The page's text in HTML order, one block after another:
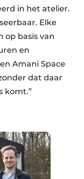
in het atelier.
Elke
op basis van
en
Amani Space
dat daar
komt.”